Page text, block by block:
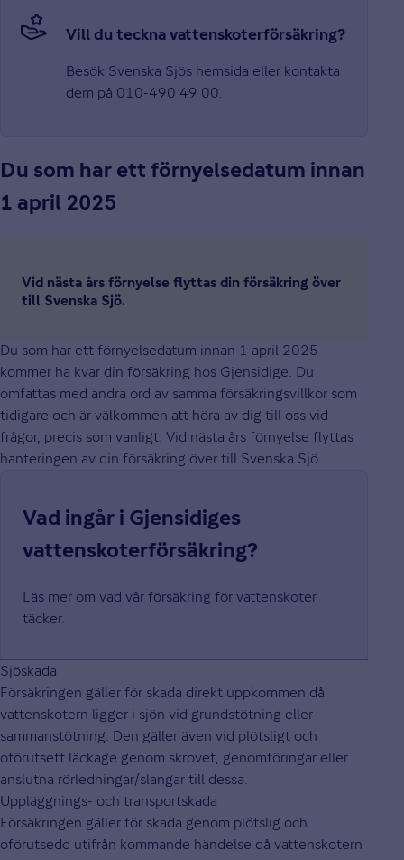
Vill du teckna vattenskoterförsäkring?
Besök Svenska Sjös hemsida eller kontakta
dem på 010-490 49 00.
Du som har ett förnyelsedatum innan
1 april 2025
Vid nästa års förnyelse flyttas din försäkring över
till Svenska Sjö.
Du som har ett förnyelsedatum innan 1 april 2025
kommer ha kvar din försäkring hos Gjensidige. Du
omfattas med andra ord av samma försäkringsvillkor som
tidigare och är välkommen att höra av dig till oss vid
frågor, precis som vanligt. Vid nästa års förnyelse flyttas
hanteringen av din försäkring över till Svenska Sjö.
Vad ingår i Gjensidiges
vattenskoterförsäkring?
Läs mer om vad vår försäkring för vattenskoter
täcker.
Sjöskada
Försäkringen gäller för skada direkt uppkommen då
vattenskotern ligger i sjön vid grundstötning eller
sammanstötning. Den gäller även vid plötsligt och
oförutsett läckage genom skrovet, genomföringar eller
anslutna rörledningar/slangar till dessa.
Uppläggnings- och transportskada
Försäkringen gäller för skada genom plötslig och
oförutsedd utifrån kommande händelse då vattenskotern